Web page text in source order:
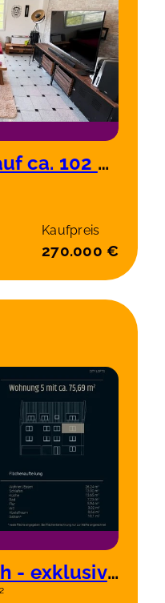
Altbaucharme auf ca. 102 m² – stilvolle 3-Zimmer-Wohnung in Solingen-Wald
Kaufpreis
270.000 €
City Lofts Willich - exklusive 2 Zimmerwohnung 2 OG rechts, 75,69m²